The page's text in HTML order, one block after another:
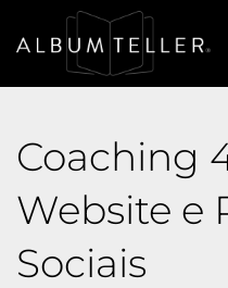
Skip to main content
Coaching
Website e
Sociais